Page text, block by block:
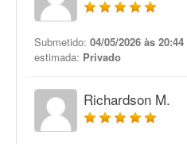
Submetido: 04/05/2026 às 20:44
estimada: Privado
Richardson M.